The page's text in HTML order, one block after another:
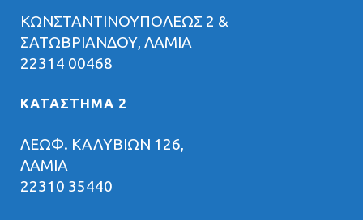
ΚΩΝΣΤΑΝΤΙΝΟΥΠΟΛΕΩΣ 2 &
ΣΑΤΩΒΡΙΑΝΔΟΥ, ΛΑΜΙΑ
22314 00468
ΚΑΤΑΣΤΗΜΑ 2
ΛΕΩΦ. ΚΑΛΥΒΙΩΝ 126,
ΛΑΜΙΑ
22310 35440